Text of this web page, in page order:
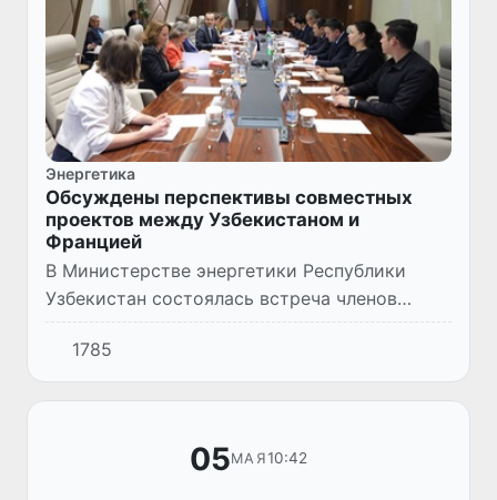
Энергетика
Обсуждены перспективы совместных
проектов между Узбекистаном и
Францией
В Министерстве энергетики Республики
Узбекистан состоялась встреча членов
делегации во главе с Министром-делегатом
Франции по внешней торговле,
экономической привлекательности и де...
1785
05МАЯ10:42